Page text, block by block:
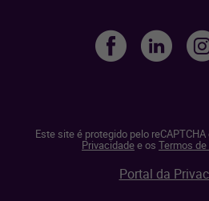
Este site é protegido pelo
Privacidadee os Termos de
Portal da